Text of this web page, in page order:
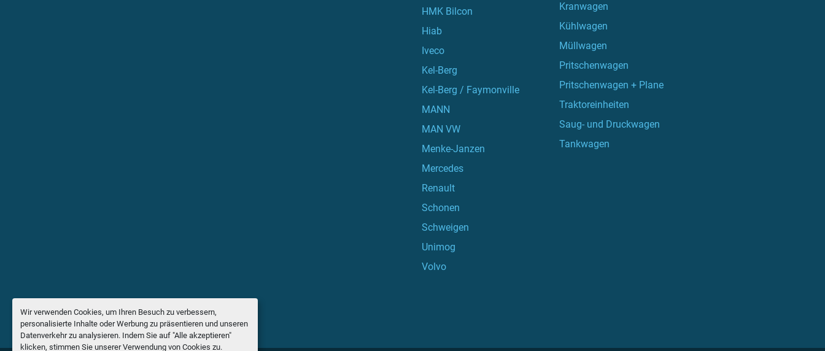
Wir verwenden Cookies, um Ihren Besuch zu verbessern,
personalisierte Inhalte oder Werbung zu präsentieren und unseren
Datenverkehr zu analysieren. Indem Sie auf "Alle akzeptieren"
klicken, stimmen Sie unserer Verwendung von Cookies zu.
HMK Bilcon
Hiab
Iveco
Kel-Berg
Kel-Berg / Faymonville
MANN
MAN VW
Menke-Janzen
Mercedes
Renault
Schonen
Schweigen
Unimog
Volvo
Kranwagen
Kühlwagen
Müllwagen
Pritschenwagen
Pritschenwagen + Plane
Traktoreinheiten
Saug- und Druckwagen
Tankwagen